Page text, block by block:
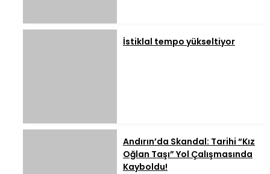
İstiklal tempo yükseltiyor
Andırın’da Skandal: Tarihi “Kız
Oğlan Taşı” Yol Çalışmasında
Kayboldu!